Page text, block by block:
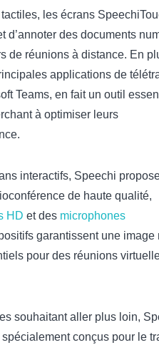
les écrans
d’annoter des documents
de réunions à distance. En
applications de
Teams, en fait un outil
à optimiser leurs
interactifs, Speechi
de haute qualité,
HD et des microphones
garantissent une image
pour des réunions
souhaitant aller plus loin,
conçus pour le